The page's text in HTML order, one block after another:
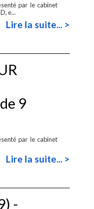
par le cabinet
e...
Lire la suite... >
9
par le cabinet
Lire la suite... >
-